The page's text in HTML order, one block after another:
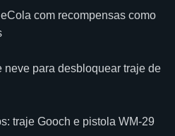
com recompensas como
neve para desbloquear traje de
traje Gooch e pistola WM-29